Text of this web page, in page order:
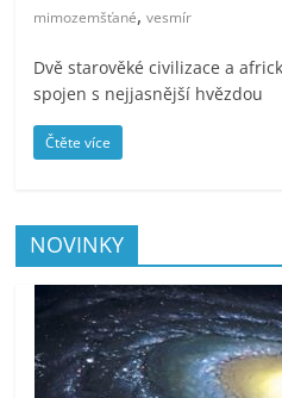
mimozemšťané,vesmír
Dvě starověké civilizace a
spojen s nejjasnější hvězdou
Čtěte více
NOVINKY